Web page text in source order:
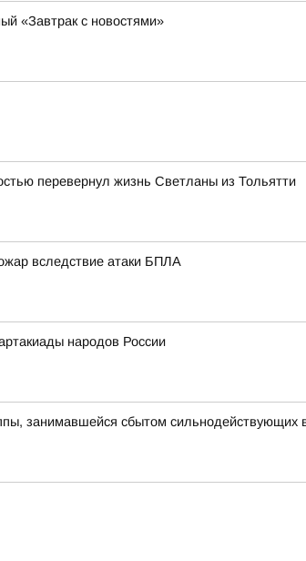
«Завтрак с новостями»
перевернул жизнь Светланы из Тольятти
вследствие атаки БПЛА
народов России
занимавшейся сбытом сильнодействующих